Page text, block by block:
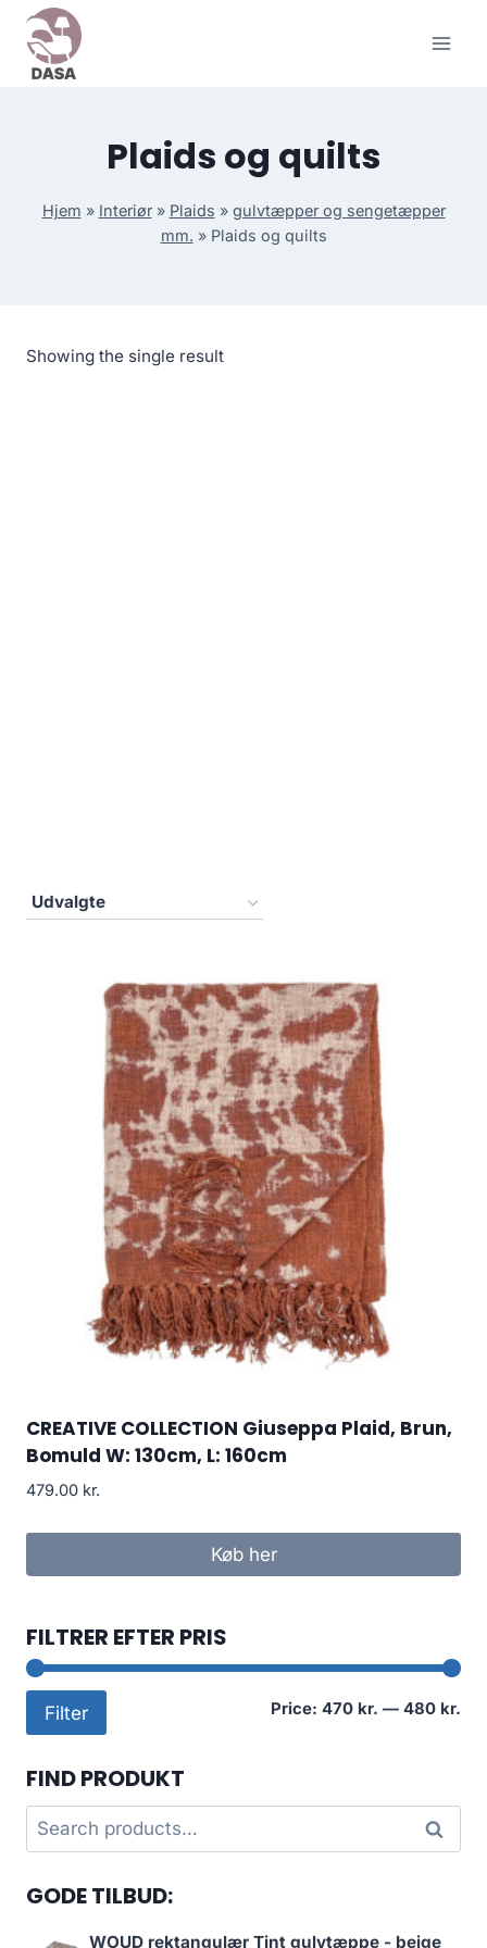
Skip
content
Plaids og quilts
Hjem » Interiør» Plaids » gulvtæpper og sengetæpper
mm. » Plaids og quilts
Showing the single result
CREATIVE COLLECTION Giuseppa Plaid, Brun,
Bomuld W: 130cm, L: 160cm
479.00 kr.
Køb her
FILTRER EFTER PRIS
Filter Price: 470 kr. — 480 kr.
FIND PRODUKT
Search
for:
Search
GODE TILBUD:
WOUD rektangulær Tint gulvtæppe - beige